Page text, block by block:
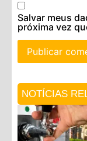
Salvar meus
próxima vez
NOTÍCIAS